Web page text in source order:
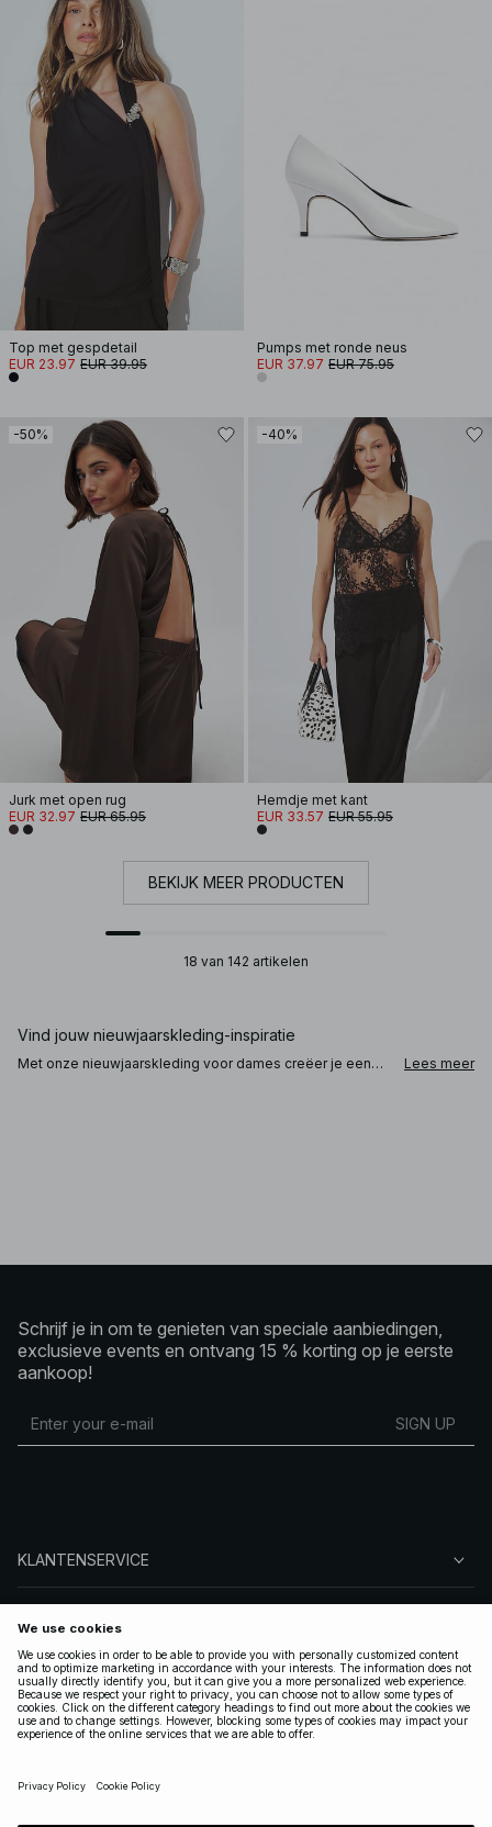
Top met gespdetail
EUR 23.97 EUR 39.95
Pumps met ronde neus
EUR 37.97 EUR 75.95
-50%
Jurk met open rug
EUR 32.97 EUR 65.95
-40%
Hemdje met kant
EUR 33.57 EUR 55.95
BEKIJK MEER PRODUCTEN
18 van 142 artikelen
Vind jouw nieuwjaarskleding-inspiratie
Met onze nieuwjaarskleding voor dames creëer je een
Lees meer
Schrijf je in om te genieten van speciale aanbiedingen,
exclusieve events en ontvang 15 % korting op je eerste
aankoop!
SIGN UP
KLANTENSERVICE
VOLG ONS
LEGAAL